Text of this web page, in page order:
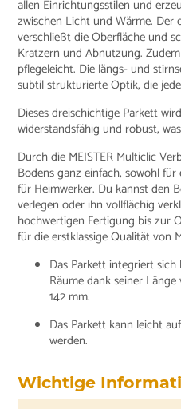
allen Einrichtungsstilen und
zwischen Licht und Wärme.
verschließt die Oberfläche und
Kratzern und Abnutzung.
pflegeleicht. Die längs- und
subtil strukturierte Optik, die
Dieses dreischichtige Parkett
widerstandsfähig und robust,
Durch die MEISTER Multiclic
Bodens ganz einfach, sowohl
für Heimwerker. Du kannst den
verlegen oder ihn vollflächig
hochwertigen Fertigung bis zur
für die erstklassige Qualität von
Das Parkett integriert
Räume dank seiner
142 mm.
Das Parkett kann leicht
werden.
Wichtige